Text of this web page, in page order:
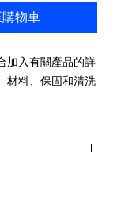
物車
加入有關產品的詳
材料、保固和清洗